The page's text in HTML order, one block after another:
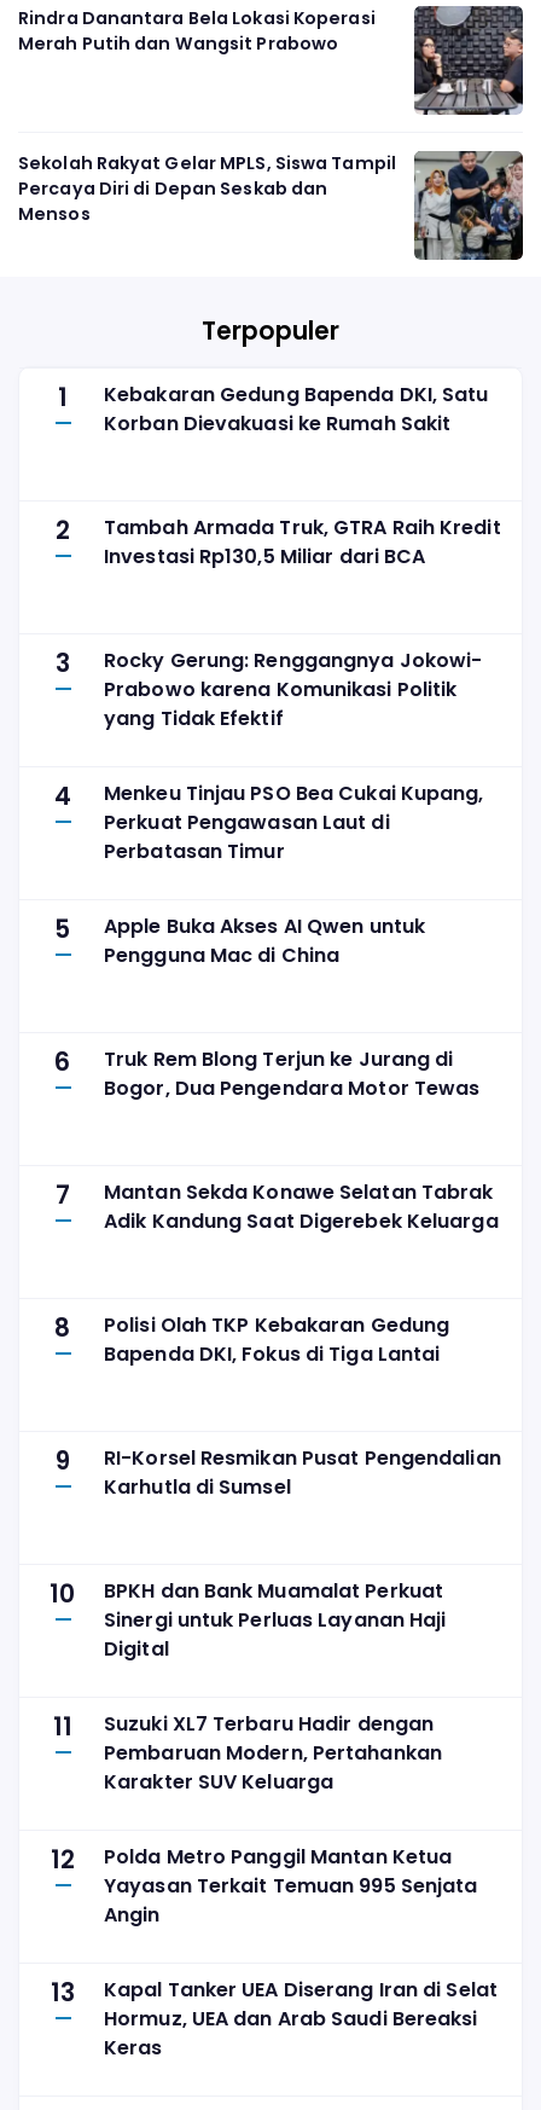
Rindra Danantara Bela Lokasi Koperasi
Merah Putih dan Wangsit Prabowo
Sekolah Rakyat Gelar MPLS, Siswa Tampil
Percaya Diri di Depan Seskab dan
Mensos
Terpopuler
1
Kebakaran Gedung Bapenda DKI, Satu
Korban Dievakuasi ke Rumah Sakit
2
Tambah Armada Truk, GTRA Raih Kredit
Investasi Rp130,5 Miliar dari BCA
3
Rocky Gerung: Renggangnya Jokowi-
Prabowo karena Komunikasi Politik
yang Tidak Efektif
4
Menkeu Tinjau PSO Bea Cukai Kupang,
Perkuat Pengawasan Laut di
Perbatasan Timur
5
Apple Buka Akses AI Qwen untuk
Pengguna Mac di China
6
Truk Rem Blong Terjun ke Jurang di
Bogor, Dua Pengendara Motor Tewas
7
Mantan Sekda Konawe Selatan Tabrak
Adik Kandung Saat Digerebek Keluarga
8
Polisi Olah TKP Kebakaran Gedung
Bapenda DKI, Fokus di Tiga Lantai
9
RI-Korsel Resmikan Pusat Pengendalian
Karhutla di Sumsel
10
BPKH dan Bank Muamalat Perkuat
Sinergi untuk Perluas Layanan Haji
Digital
11
Suzuki XL7 Terbaru Hadir dengan
Pembaruan Modern, Pertahankan
Karakter SUV Keluarga
12
Polda Metro Panggil Mantan Ketua
Yayasan Terkait Temuan 995 Senjata
Angin
13
Kapal Tanker UEA Diserang Iran di Selat
Hormuz, UEA dan Arab Saudi Bereaksi
Keras